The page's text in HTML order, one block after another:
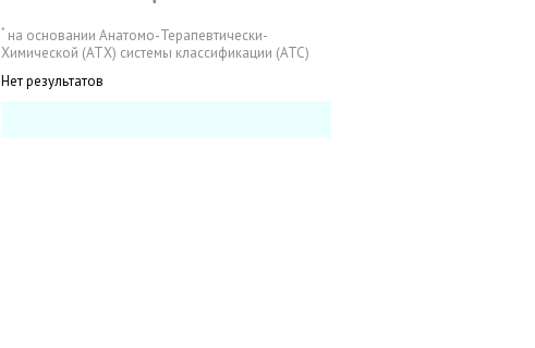
*на основании Анатомо-Терапевтически-
Химической (АТХ) системы классификации (АТС)
Нет результатов